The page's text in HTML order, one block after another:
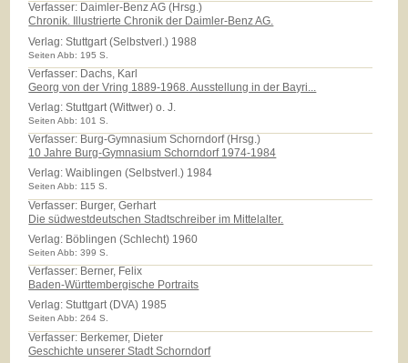
Verfasser: Daimler-Benz AG (Hrsg.)
Chronik. Illustrierte Chronik der Daimler-Benz AG.
Verlag:Stuttgart (Selbstverl.) 1988
Seiten Abb: 195 S.
Verfasser: Dachs, Karl
Georg von der Vring 1889-1968. Ausstellung in der Bayri...
Verlag:Stuttgart (Wittwer) o. J.
Seiten Abb: 101 S.
Verfasser: Burg-Gymnasium Schorndorf (Hrsg.)
10 Jahre Burg-Gymnasium Schorndorf 1974-1984
Verlag:Waiblingen (Selbstverl.) 1984
Seiten Abb: 115 S.
Verfasser: Burger, Gerhart
Die südwestdeutschen Stadtschreiber im Mittelalter.
Verlag: Böblingen (Schlecht) 1960
Seiten Abb: 399 S.
Verfasser: Berner, Felix
Baden-Württembergische Portraits
Verlag:Stuttgart (DVA) 1985
Seiten Abb: 264 S.
Verfasser: Berkemer, Dieter
Geschichte unserer Stadt Schorndorf